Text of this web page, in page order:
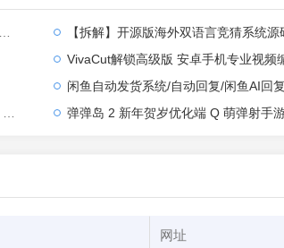
【拆解】开源版海外双语言竞猜系统源
VivaCut解锁高级版 安卓手机专业视频编辑神
闲鱼自动发货系统/自动回复/闲鱼AI回
弹弹岛 2 新年贺岁优化端 Q 萌弹射手游 一键单机端 + Linux 手工端 + GM